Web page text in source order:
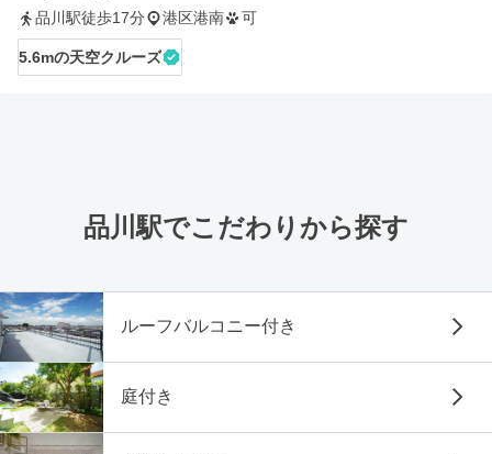
品川駅徒歩17分
港区港南 可
5.6mの天空クルーズ
品川駅でこだわりから探す
ルーフバルコニー付き
庭付き